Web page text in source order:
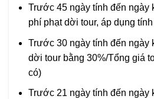
Trước 45 ngày tính đến ngày
phí phạt dời tour, áp dụng
Trước 30 ngày tính đến ngày
dời tour bằng 30%/Tổng giá
có)
Trước 21 ngày tính đến ngày